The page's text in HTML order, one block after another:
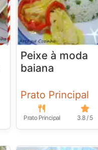
Peixe à moda
baiana
Prato Principal
Prato Principal 3.8 / 5